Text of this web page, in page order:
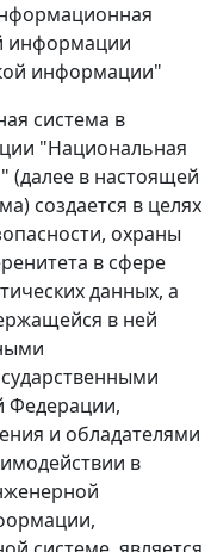
информации
информации"
система в
"Национальная
(далее в настоящей
создается в целях
охраны
в сфере
данных, а
в ней
Федерации,
и обладателями
в